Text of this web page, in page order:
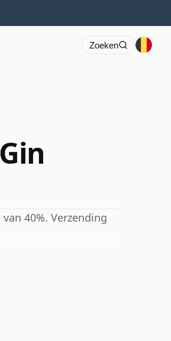
Zoeken
40%. Verzending